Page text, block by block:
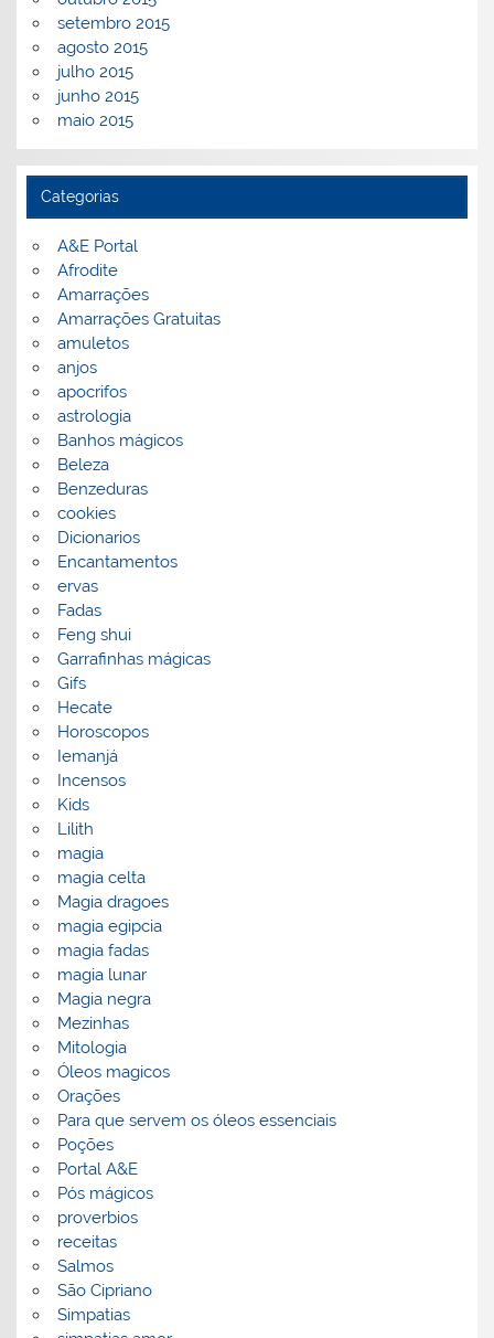
setembro 2015
agosto 2015
julho 2015
junho 2015
maio 2015
Categorias
A&E Portal
Afrodite
Amarrações
Amarrações Gratuitas
amuletos
anjos
apocrifos
astrologia
Banhos mágicos
Beleza
Benzeduras
cookies
Dicionarios
Encantamentos
ervas
Fadas
Feng shui
Garrafinhas mágicas
Gifs
Hecate
Horoscopos
Iemanjá
Incensos
Kids
Lilith
magia
magia celta
Magia dragoes
magia egipcia
magia fadas
magia lunar
Magia negra
Mezinhas
Mitologia
Óleos magicos
Orações
Para que servem os óleos essenciais
Poções
Portal A&E
Pós mágicos
proverbios
receitas
Salmos
São Cipriano
Simpatias